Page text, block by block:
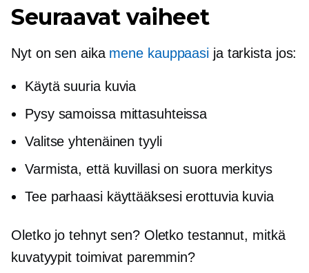
Seuraavat vaiheet
Nyt on sen aika mene kauppaasi ja tarkista jos:
Käytä suuria kuvia
Pysy samoissa mittasuhteissa
Valitse yhtenäinen tyyli
Varmista, että kuvillasi on suora merkitys
Tee parhaasi käyttääksesi erottuvia kuvia
Oletko jo tehnyt sen? Oletko testannut, mitkä
kuvatyypit toimivat paremmin?